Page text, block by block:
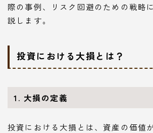
際の事例、リスク回避のための戦略
説します。
投資における大損とは？
1. 大損の定義
投資における大損とは、資産の価値